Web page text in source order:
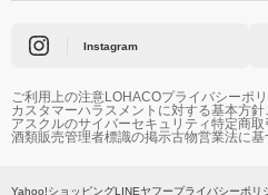
Instagram
ご利用上の注意LOHACOプライバシーポ
カスタマーハラスメントに対する基本方針
アスクルのサイバーセキュリティ特定商取
酒類販売管理者標識の掲示古物営業法に基
Yahoo!ショッピングLINEヤフープライバシーポリ